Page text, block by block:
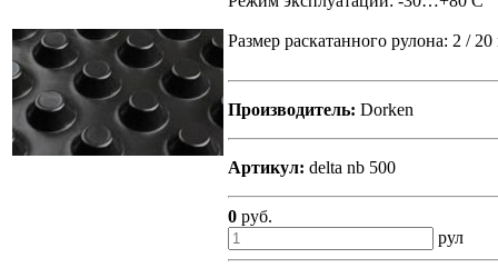
Размер раскатанного рулона: 2 / 20
Производитель: Dorken
Артикул: delta nb 500
0 руб.
рул